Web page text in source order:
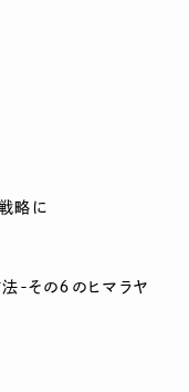
略に
-その６のヒマラヤ